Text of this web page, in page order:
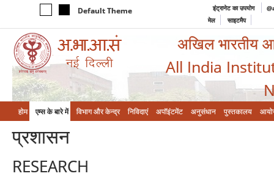
Default Theme इंट्रानेट का उपयोग
मेल
साइटमैप
अखिल भारतीय
All India
होम एम्‍स के बारे में विभाग और केन्‍द्र निविदाएं अपॉइंटमेंट अनुसंधान पुस्तकालय
प्रशासन
RESEARCH